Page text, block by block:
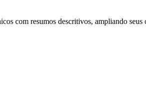
com resumos descritivos, ampliando